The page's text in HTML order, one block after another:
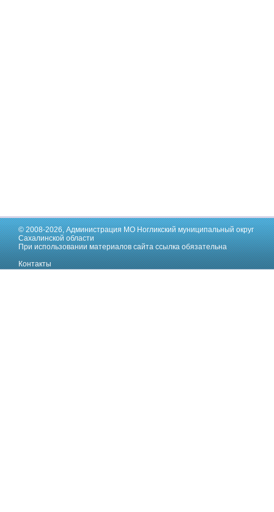
© 2008-2026,Администрация МО Ногликский муниципальный округ
Сахалинской области
При использовании материалов сайта ссылка обязательна
Контакты